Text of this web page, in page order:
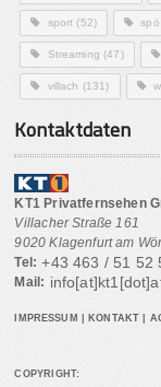
sport (52) spö
Streaming (47)
villach (131)
Kontaktdaten
KT1 Privatfernsehen
Villacher Straße 161
9020 Klagenfurt am
Tel: +43 463 / 51 52
Mail:
IMPRESSUM KONTAKT
COPYRIGHT: